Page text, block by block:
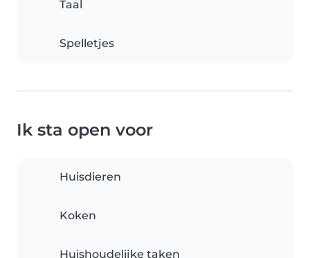
Taal
Spelletjes
Ik sta open voor
Huisdieren
Koken
Huishoudelijke taken